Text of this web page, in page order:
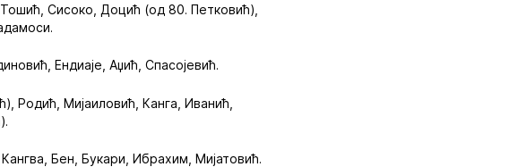
Сисоко, Доцић (од 80. Петковић),
Ендиаје, Аџић, Спасојевић.
Родић, Мијаиловић, Канга, Иванић,
Бен, Букари, Ибрахим, Мијатовић.